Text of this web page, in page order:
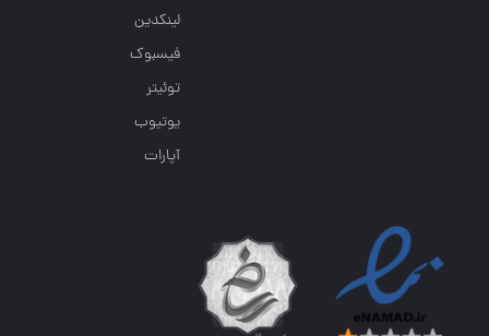
لینکدین
فیسبوک
توئیتر
یوتیوب
آپارات